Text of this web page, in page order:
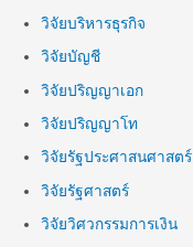
วิจัยบริหารธุรกิจ
วิจัยบัญชี
วิจัยปริญญาเอก
วิจัยปริญญาโท
วิจัยรัฐประศาสนศาสตร์
วิจัยรัฐศาสตร์
วิจัยวิศวกรรมการเงิน